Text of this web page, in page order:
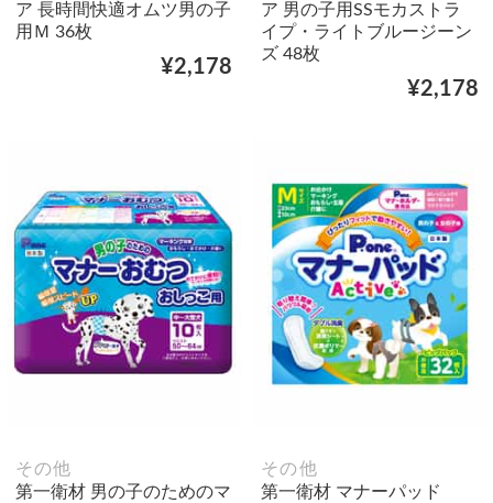
ア 長時間快適オムツ男の子
用Ｍ 36枚
¥2,178
ア 男の子用SSモカストラ
イプ・ライトブルージーン
ズ 48枚
¥2,178
その他
第一衛材 男の子のためのマ
その他
第一衛材 マナーパッド